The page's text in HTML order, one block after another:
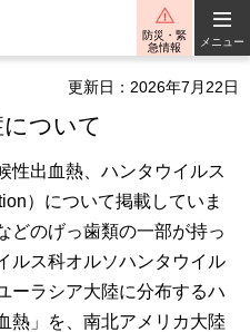
防災・緊
急情報
メニュー
更新日：2026年7月22日
ついて
性出血熱、ハンタウイルス
）について掲載していま
どのげっ歯類の一部が持っ
ルス科オルソハンタウイル
ーラシア大陸に分布するハ
熱」を、南北アメリカ大陸